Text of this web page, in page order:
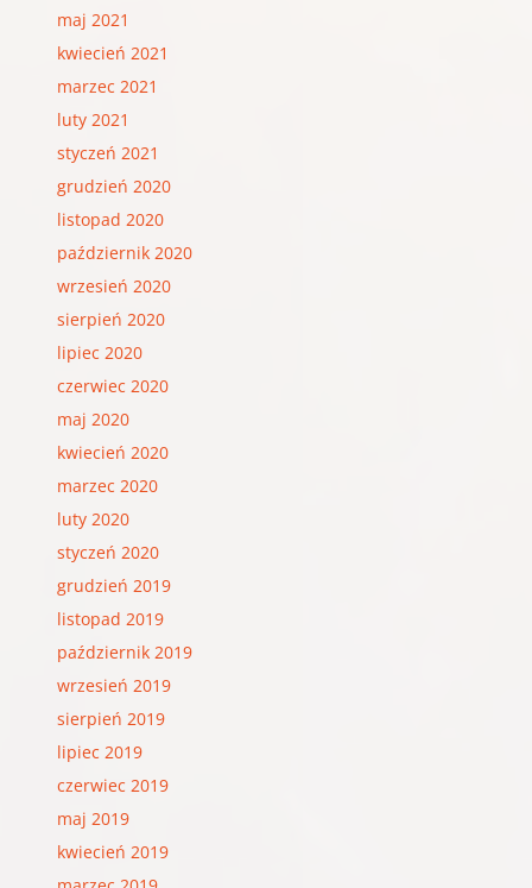
maj 2021
kwiecień 2021
marzec 2021
luty 2021
styczeń 2021
grudzień 2020
listopad 2020
październik 2020
wrzesień 2020
sierpień 2020
lipiec 2020
czerwiec 2020
maj 2020
kwiecień 2020
marzec 2020
luty 2020
styczeń 2020
grudzień 2019
listopad 2019
październik 2019
wrzesień 2019
sierpień 2019
lipiec 2019
czerwiec 2019
maj 2019
kwiecień 2019